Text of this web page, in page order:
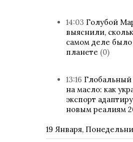
14:03 Голубой
выяснили,
самом деле
планете (0)
13:16
на масло: как
экспорт
новым реалиям
19 Января,